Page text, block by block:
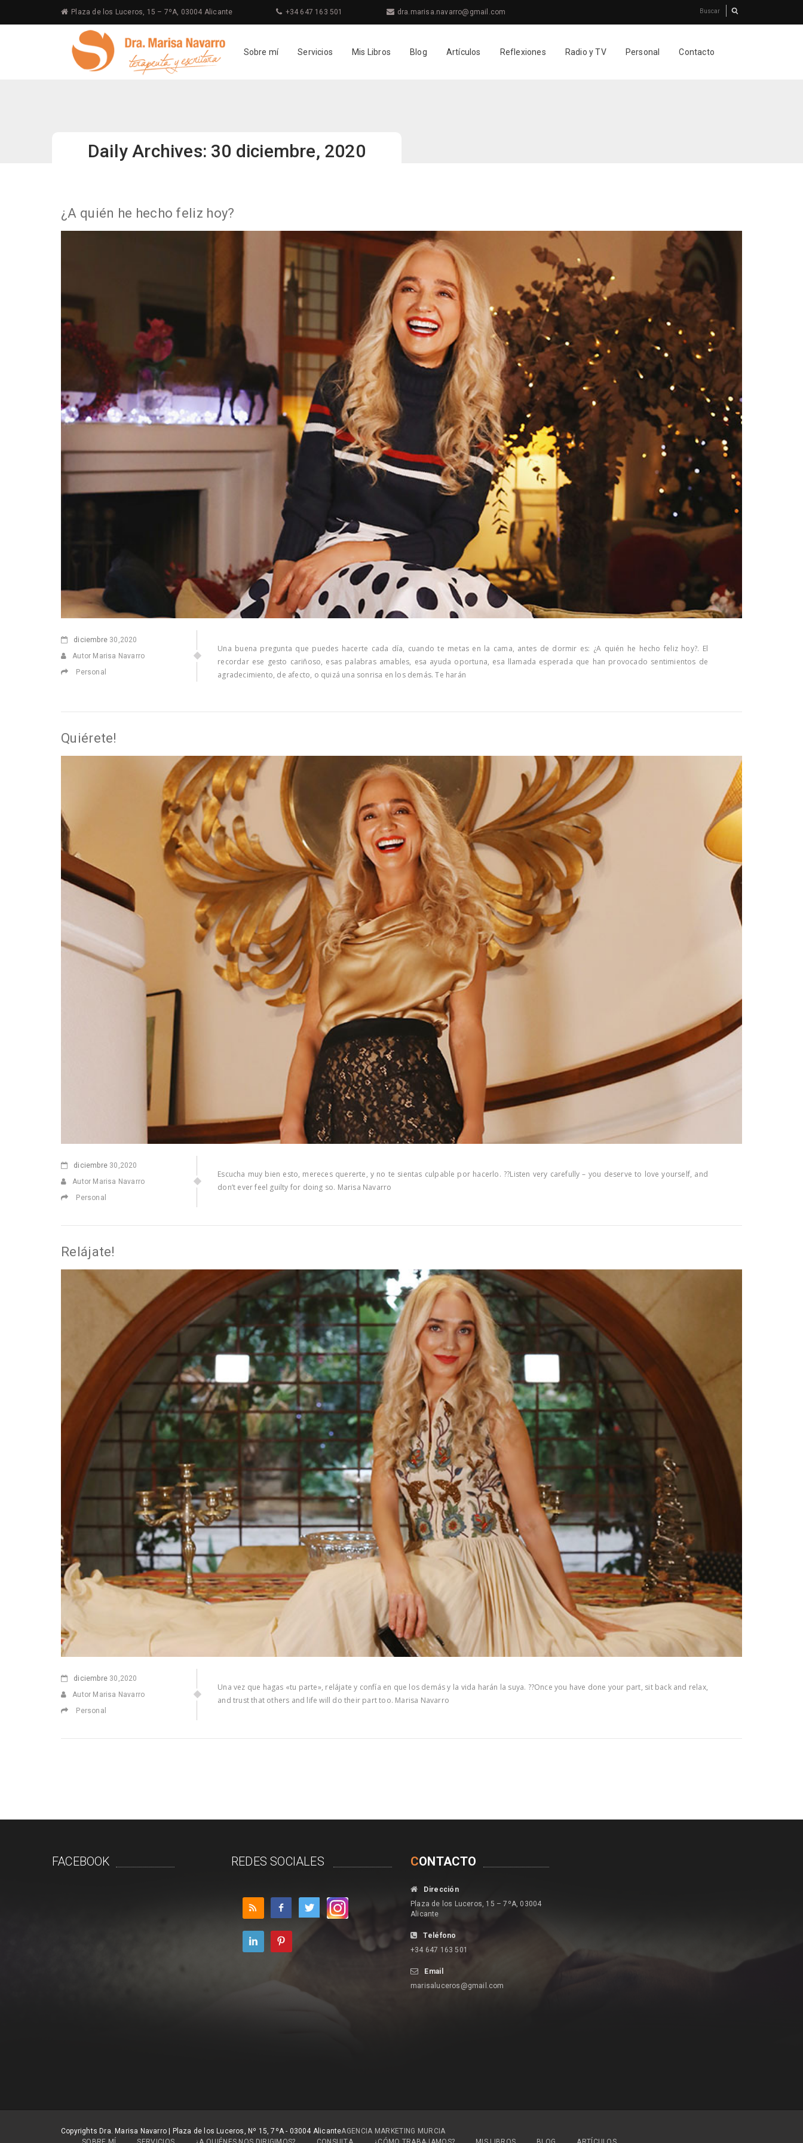
Plaza de los Luceros, 15 – 7ºA, 03004 Alicante +34 647 163 501 dra.marisa.navarro@gmail.com
Sobre mí Servicios Mis Libros Blog Artículos Reflexiones Radio y TV Personal Contacto
Daily Archives: 30 diciembre, 2020
¿A quién he hecho feliz hoy?
diciembre 30,2020
Autor Marisa Navarro
Personal
Una buena pregunta que puedes hacerte cada día, cuando te metas en la cama, antes de dormir es: ¿A quién he hecho feliz hoy?. El
recordar ese gesto cariñoso, esas palabras amables, esa ayuda oportuna, esa llamada esperada que han provocado sentimientos de
agradecimiento, de afecto, o quizá una sonrisa en los demás. Te harán
Quiérete!
diciembre 30,2020
Autor Marisa Navarro
Personal
Escucha muy bien esto, mereces quererte, y no te sientas culpable por hacerlo. ??Listen very carefully – you deserve to love yourself, and
don’t ever feel guilty for doing so. Marisa Navarro
Relájate!
diciembre 30,2020
Autor Marisa Navarro
Personal
Una vez que hagas «tu parte», relájate y confía en que los demás y la vida harán la suya. ??Once you have done your part, sit back and relax,
and trust that others and life will do their part too. Marisa Navarro
FACEBOOK REDES SOCIALES CONTACTO
Dirección
Plaza de los Luceros, 15 – 7ºA, 03004
Alicante
Teléfono
+34 647 163 501
Email
marisaluceros@gmail.com
Copyrights Dra. Marisa Navarro | Plaza de los Luceros, Nº 15, 7ºA - 03004 AlicanteAGENCIA MARKETING MURCIA